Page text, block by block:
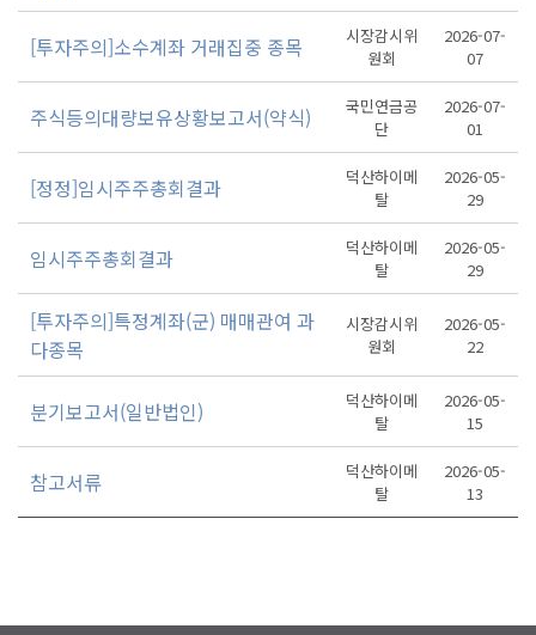
[투자주의]소수계좌 거래집중 종목
시장감시위
원회
2026-07-
07
주식등의대량보유상황보고서(약식)
국민연금공
단
2026-07-
01
[정정]임시주주총회결과
덕산하이메
탈
2026-05-
29
임시주주총회결과
덕산하이메
탈
2026-05-
29
[투자주의]특정계좌(군) 매매관여 과
다종목
시장감시위
원회
2026-05-
22
분기보고서(일반법인)
덕산하이메
탈
2026-05-
15
참고서류
덕산하이메
탈
2026-05-
13